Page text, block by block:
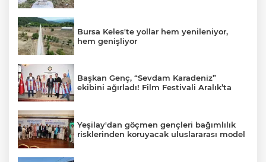
Bursa Keles'te yollar hem yenileniyor,
hem genişliyor
Başkan Genç, “Sevdam Karadeniz”
ekibini ağırladı! Film Festivali Aralık’ta
Yeşilay'dan göçmen gençleri bağımlılık
risklerinden koruyacak uluslararası model